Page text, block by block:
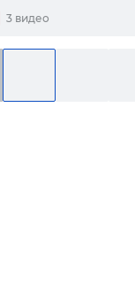
3 видео